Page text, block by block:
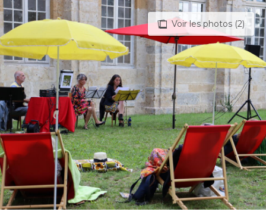
Aller
au
contenu
principal
Voir les photos (2)